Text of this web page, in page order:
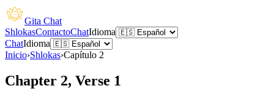
Gita Chat
ShlokasContactoChatIdioma
ChatIdioma
Inicio›Shlokas›Capítulo 2
Chapter 2, Verse 1